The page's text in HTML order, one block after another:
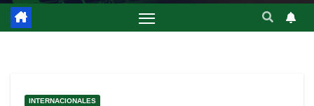
INTERNACIONALES